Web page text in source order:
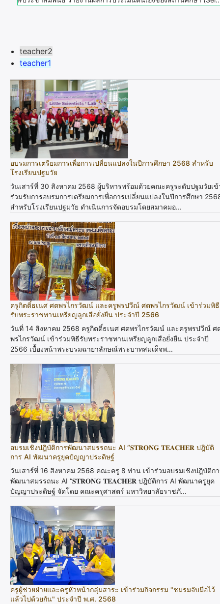
teacher2
teacher1
อบรมการเตรียมการเพื่อการเปลี่ยนแปลงในปีการศึกษา 2568 สำหรับ
โรงเรียนปฐมวัย
วันเสาร์ที่ 30 สิงหาคม 2568 ผู้บริหารพร้อมด้วยคณะครูระดับปฐมวัยเข้
ร่วมรับการอบรมการเตรียมการเพื่อการเปลี่ยนแปลงในปีการศึกษา
สำหรับโรงเรียนปฐมวัย ดำเนินการจัดอบรมโดยสมาคมอ...
ครูกิตติ์ธเนศ ศตพรไกรวัฒน์ และครูพรปวีณ์ ศตพรไกรวัฒน์ เข้าร่วมพิธี
รับพระราชทานเหรียญลูกเสือยั่งยืน ประจำปี 2566
วันที่ 14 สิงหาคม 2568 ครูกิตติ์ธเนศ ศตพรไกรวัฒน์ และครูพรปวีณ์ ศ
พรไกรวัฒน์ เข้าร่วมพิธีรับพระราชทานเหรียญลูกเสือยั่งยืน ประจำปี
2566 เบื้องหน้าพระบรมฉายาลักษณ์พระบาทสมเด็จพ...
อบรมเชิงปฎิบัติการพัฒนาสมรรถนะ AI “𝐒𝐓𝐑𝐎𝐍𝐆 𝐓𝐄𝐀𝐂𝐇𝐄𝐑 ปฎิบัติ
การ AI พัฒนาครูยุคปัญญาประดิษฐ์
วันเสาร์ที่ 16 สิงหาคม 2568 คณะครู 8 ท่าน เข้าร่วมอบรมเชิงปฎิบัติก
พัฒนาสมรรถนะ AI “𝐒𝐓𝐑𝐎𝐍𝐆 𝐓𝐄𝐀𝐂𝐇𝐄𝐑 ปฎิบัติการ AI พัฒนาครูยุค
ปัญญาประดิษฐ์ จัดโดย คณะครุศาสตร์ มหาวิทยาลัยราชภั...
ครูผู้ช่วยฝ่ายและครูหัวหน้ากลุ่มสาระ เข้าร่วมกิจกรรม "ชมรมจับมือไว้
แล้วไปด้วยกัน" ประจำปี พ.ศ. 2568